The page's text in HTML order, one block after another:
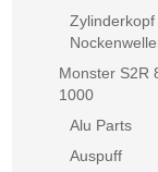
Zylinderkopf
Monster S2R
1000
Alu Parts
Auspuff